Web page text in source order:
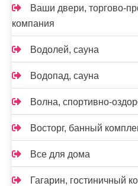
Ваши двери, торгово-
компания
Водолей, сауна
Водопад, сауна
Волна, спортивно-
Восторг, банный
Все для дома
Гагарин, гостиничный